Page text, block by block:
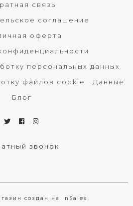
связь
соглашение
оферта
персональных данных
файлов cookie
Данные
Блог
звонок
создан на InSales